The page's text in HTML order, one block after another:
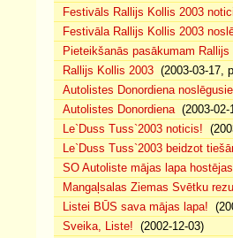
Festivāls Rallijs Kollis 2003
Festivāla Rallijs Kollis 2003
Pieteikšanās pasākumam
Rallijs Kollis 2003 (2003-03-17,
Autolistes Donordiena
Autolistes Donordiena(2003-02-
Le`Duss Tuss`2003 noticis!
Le`Duss Tuss`2003 beidzot
SO Autoliste mājas lapa
Mangaļsalas Ziemas Svētku
Listei BŪS sava mājas lapa!
Sveika, Liste! (2002-12-03)